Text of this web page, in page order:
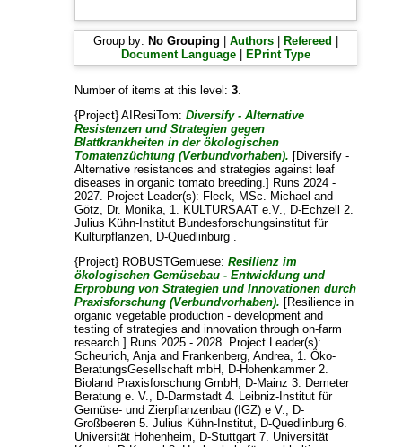
Group by: No Grouping |Authors Refereed
Document Language
EPrint Type
Number of items at this level:3.
{Project} AIResiTom:Diversify - Alternative
Resistenzen und Strategien gegen
Blattkrankheiten in der ökologischen
Tomatenzüchtung (Verbundvorhaben). [Diversify -
Alternative resistances and strategies against leaf
diseases in organic tomato breeding.] Runs 2024 -
2027. Project Leader(s): Fleck, MSc. Michael and
Götz, Dr. Monika, 1. KULTURSAAT e.V., D-Echzell 2.
Julius Kühn-Institut Bundesforschungsinstitut für
Kulturpflanzen, D-Quedlinburg .
{Project} ROBUSTGemuese:Resilienz im
ökologischen Gemüsebau - Entwicklung und
Erprobung von Strategien und Innovationen durch
Praxisforschung (Verbundvorhaben). [Resilience in
organic vegetable production - development and
testing of strategies and innovation through on-farm
research.] Runs 2025 - 2028. Project Leader(s):
Scheurich, Anjaand Frankenberg, Andrea, 1. Öko-
BeratungsGesellschaft mbH, D-Hohenkammer 2.
Bioland Praxisforschung GmbH, D-Mainz 3. Demeter
Beratung e. V., D-Darmstadt 4. Leibniz-Institut für
Gemüse- und Zierpflanzenbau (IGZ) e V., D-
Großbeeren 5. Julius Kühn-Institut, D-Quedlinburg 6.
Universität Hohenheim, D-Stuttgart 7. Universität